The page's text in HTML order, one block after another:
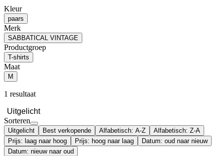
Kleur
paars
Merk
SABBATICAL VINTAGE
Productgroep
T-shirts
Maat
M
1 resultaat
Uitgelicht
Sorteren
Uitgelicht Best verkopende Alfabetisch: A-Z
Alfabetisch: Z-A
Prijs: laag naar hoog
Prijs: hoog naar laag
Datum: oud naar nieuw
Datum: nieuw naar oud